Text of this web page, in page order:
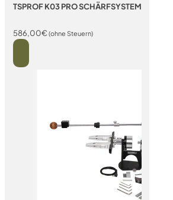
TSPROF K03 PRO SCHÄRFSYSTEM
586,00€(ohne Steuern)